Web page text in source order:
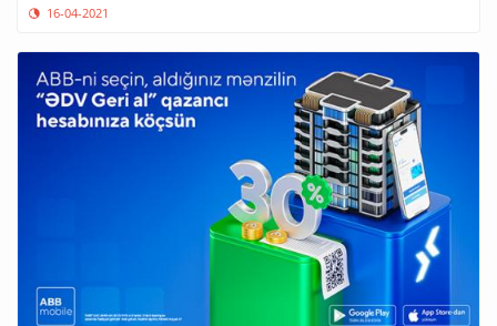
16-04-2021